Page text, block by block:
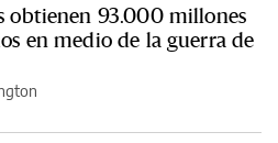
obtienen 93.000 millones
en medio de la guerra de